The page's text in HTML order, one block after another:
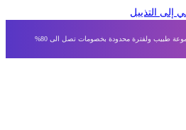
التذييل
ولفترة محدودة بخصومات تصل الى 80%